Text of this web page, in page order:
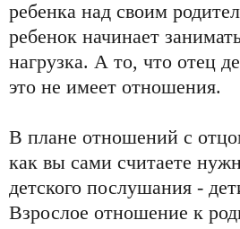
ребенка над своим
ребенок начинает
нагрузка. А то, что отец
это не имеет отношения.
В плане отношений с
как вы сами считаете
детского послушания -
Взрослое отношение к